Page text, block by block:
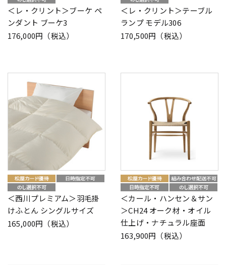
＜レ・クリント＞ブーケ ペ
ンダント ブーケ3
176,000円（税込）
＜レ・クリント＞テーブル
ランプ モデル306
170,500円（税込）
＜西川プレミアム＞羽毛掛
けふとん シングルサイズ
165,000円（税込）
＜カール・ハンセン＆サン
＞CH24 オーク材・オイル
仕上げ・ナチュラル座面
163,900円（税込）